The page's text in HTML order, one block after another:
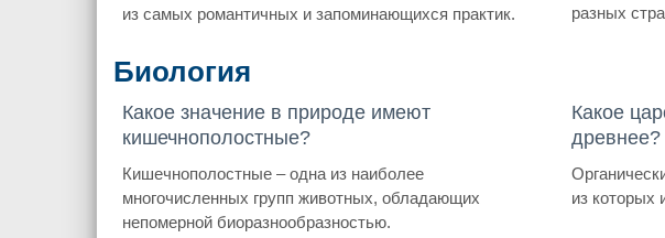
из самых романтичных и запоминающихся практик.
разных
Биология
Какое значение в природе имеют
кишечнополостные?
Кишечнополостные – одна из наиболее
многочисленных групп животных, обладающих
непомерной биоразнообразностью.
Какое
древнее?
из которых